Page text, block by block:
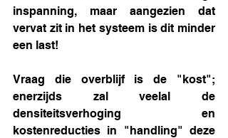
inspanning, maar aangezien dat
vervat zit in het systeem is dit minder
een last!
Vraag die overblijf is de "kost";
enerzijds zal veelal de
densiteitsverhoging en
kostenreducties in "handling" deze